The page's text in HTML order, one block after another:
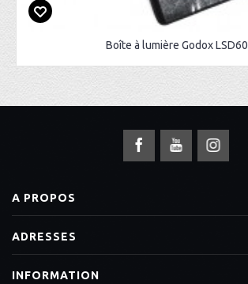
Boîte à lumière Godox LSD60
A PROPOS
ADRESSES
INFORMATION